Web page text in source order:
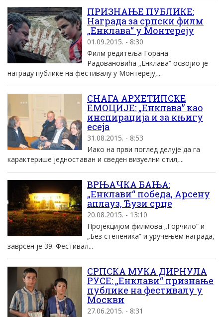
ПРИЗНАЊЕ ПУБЛИКЕ:
Награда за српски филм
„Енклава“ у Монтереју
01.09.2015. - 8:30
Филм редитеља Горана
Радовановића „Енклава“ освојио је
награду публике на фестивалу у Монтереју,...
СНАГА АРХЕТИПСКЕ
ЕМОЦИЈЕ: „Енклава” као
инспирација и за књигу
есеја
31.08.2015. - 8:53
Иако на први поглед делује да га
карактерише једноставан и сведен визуелни стил,...
ВРЊАЧКА БАЊА:
„Енклави“ победа, Арсену
аплауз, Ђузи срце
20.08.2015. - 13:10
Пројекцијом филмова „Горчило“ и
„Без степеника“ и уручењем награда,
заврсен је 39. Фестивал...
СРПСКА МУКА ДИРНУЛА
РУСЕ: „Енклави“ признање
публике на фестивалу у
Москви
27.06.2015. - 8:31